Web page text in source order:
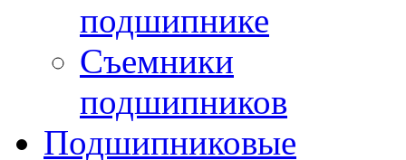
подшипнике
Съемники
подшипников
Подшипниковые